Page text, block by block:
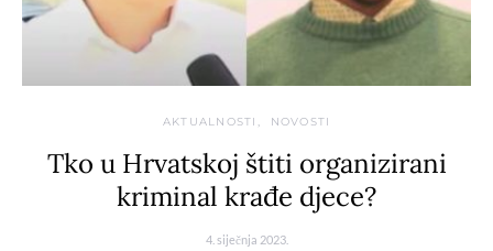
AKTUALNOSTI NOVOSTI
Tko u Hrvatskoj štiti organizirani
kriminal krađe djece?
4. siječnja 2023.